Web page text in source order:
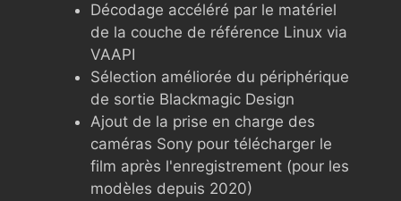
Décodage accéléré par le matériel
de la couche de référence Linux via
VAAPI
Sélection améliorée du périphérique
de sortie Blackmagic Design
Ajout de la prise en charge des
caméras Sony pour télécharger le
film après l'enregistrement (pour les
modèles depuis 2020)